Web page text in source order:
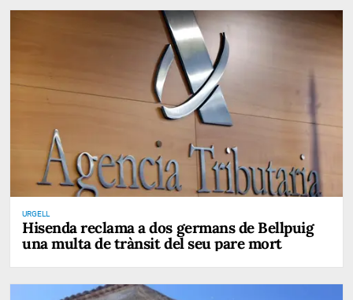
URGELL
Hisenda reclama a dos germans de Bellpuig
una multa de trànsit del seu pare mort